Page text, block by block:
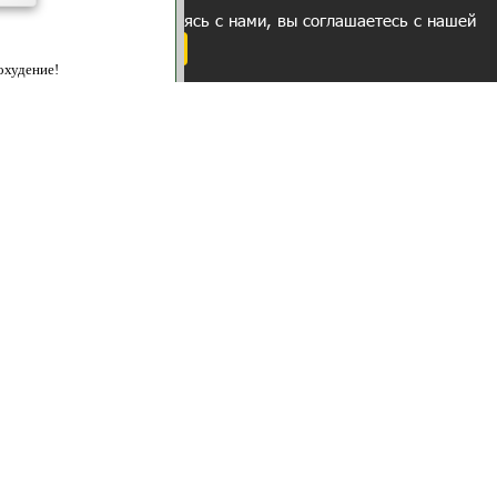
cookies. Оставаясь с нами, вы соглашаетесь с нашей